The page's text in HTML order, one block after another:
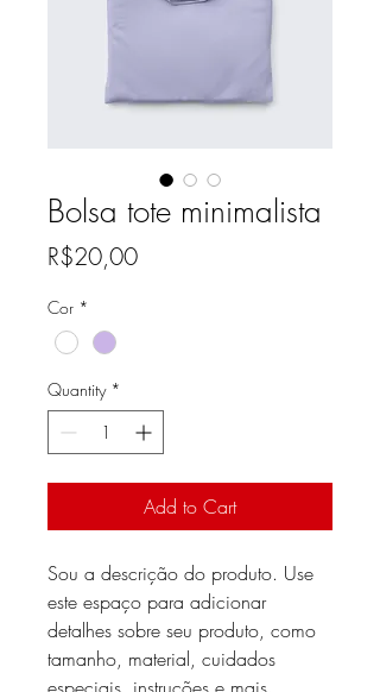
Bolsa tote minimalista
R$20,00Price
Cor *
Quantity *
Add to Cart
Sou a descrição do produto. Use
este espaço para adicionar
detalhes sobre seu produto, como
tamanho, material, cuidados